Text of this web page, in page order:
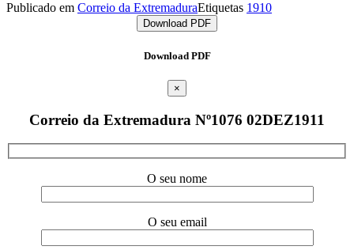
Publicado em Correio da ExtremaduraEtiquetas 1910
Download PDF
Download PDF
×
Correio da Extremadura Nº1076 02DEZ1911
O seu nome
O seu email